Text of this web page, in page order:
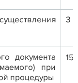
3
документа
при
процедуры
15